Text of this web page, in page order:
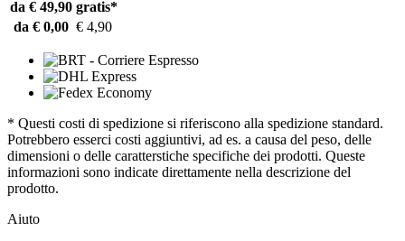
da € 49,90 gratis*
da € 0,00 € 4,90
* Questi costi di spedizione si riferiscono alla spedizione standard.
Potrebbero esserci costi aggiuntivi, ad es. a causa del peso, delle
dimensioni o delle caratterstiche specifiche dei prodotti. Queste
informazioni sono indicate direttamente nella descrizione del
prodotto.
Aiuto